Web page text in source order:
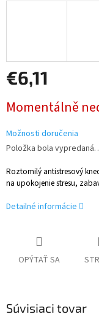
€6,11
cena:
Momentálně
Možnosti doručenia
Položka bola
Roztomilý antistresový
na upokojenie stresu,
Detailné informácie
OPÝTAŤ SA
Súvisiaci tovar